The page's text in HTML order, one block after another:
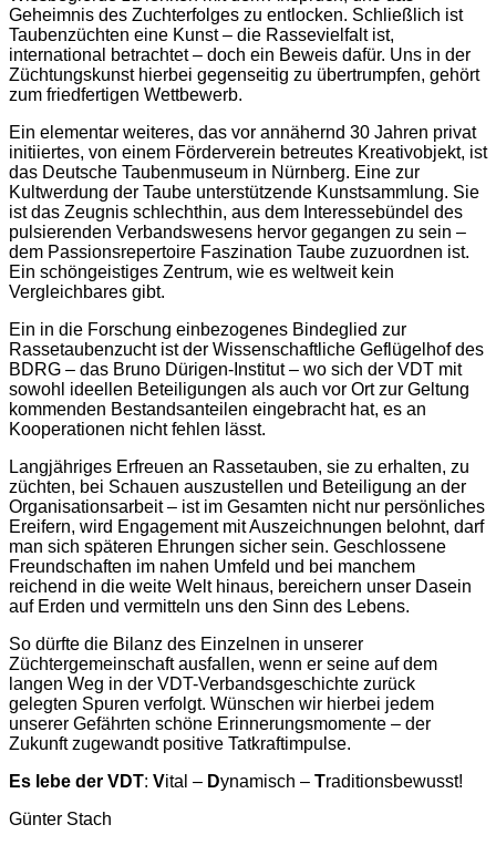
Geheimnis des Zuchterfolges zu entlocken. Schließlich ist
Taubenzüchten eine Kunst – die Rassevielfalt ist,
international betrachtet – doch ein Beweis dafür. Uns in der
Züchtungskunst hierbei gegenseitig zu übertrumpfen, gehört
zum friedfertigen Wettbewerb.
Ein elementar weiteres, das vor annähernd 30 Jahren privat
initiiertes, von einem Förderverein betreutes Kreativobjekt, ist
das Deutsche Taubenmuseum in Nürnberg. Eine zur
Kultwerdung der Taube unterstützende Kunstsammlung. Sie
ist das Zeugnis schlechthin, aus dem Interessebündel des
pulsierenden Verbandswesens hervor gegangen zu sein –
dem Passionsrepertoire Faszination Taube zuzuordnen ist.
Ein schöngeistiges Zentrum, wie es weltweit kein
Vergleichbares gibt.
Ein in die Forschung einbezogenes Bindeglied zur
Rassetaubenzucht ist der Wissenschaftliche Geflügelhof des
BDRG – das Bruno Dürigen-Institut – wo sich der VDT mit
sowohl ideellen Beteiligungen als auch vor Ort zur Geltung
kommenden Bestandsanteilen eingebracht hat, es an
Kooperationen nicht fehlen lässt.
Langjähriges Erfreuen an Rassetauben, sie zu erhalten, zu
züchten, bei Schauen auszustellen und Beteiligung an der
Organisationsarbeit – ist im Gesamten nicht nur persönliches
Ereifern, wird Engagement mit Auszeichnungen belohnt, darf
man sich späteren Ehrungen sicher sein. Geschlossene
Freundschaften im nahen Umfeld und bei manchem
reichend in die weite Welt hinaus, bereichern unser Dasein
auf Erden und vermitteln uns den Sinn des Lebens.
So dürfte die Bilanz des Einzelnen in unserer
Züchtergemeinschaft ausfallen, wenn er seine auf dem
langen Weg in der VDT-Verbandsgeschichte zurück
gelegten Spuren verfolgt. Wünschen wir hierbei jedem
unserer Gefährten schöne Erinnerungsmomente – der
Zukunft zugewandt positive Tatkraftimpulse.
Es lebe der VDT: Vital – Dynamisch – Traditionsbewusst!
Günter Stach